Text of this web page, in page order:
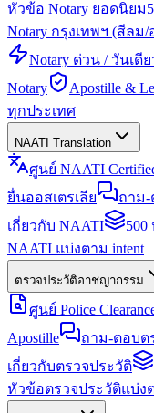
หัวข้อ Notary ยอดนิยม
Notary กรุงเทพฯ (สีลม/
Notary ด่วน / วันเดีย
Notary
Apostille &
ทุกประเทศ
NAATI Translation
ศูนย์ NAATI
ยื่นออสเตรเลีย
ถาม-
เกี่ยวกับ NAATI
NAATI แบ่งตาม intent
ตรวจประวัติอาชญากรรม
ศูนย์ Police
Apostille
ถาม-ตอบต
เกี่ยวกับตรวจประวัติ
หัวข้อตรวจประวัติแบ่ง